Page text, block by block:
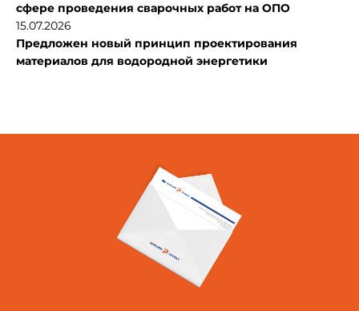
сфере проведения сварочных работ на ОПО
15.07.2026
Предложен новый принцип проектирования
материалов для водородной энергетики